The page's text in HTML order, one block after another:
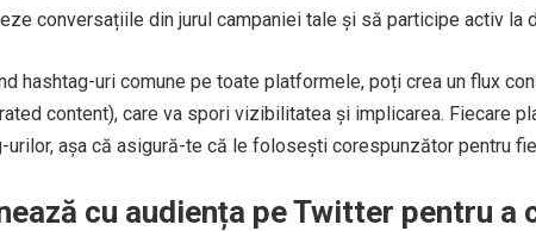
conversațiile din jurul campaniei tale și să participe activ la
hashtag-uri comune pe toate platformele, poți crea un flux
content), care va spori vizibilitatea și implicarea. Fiecare
urilor, așa că asigură-te că le folosești corespunzător pentru
cu audiența pe Twitter pentru a